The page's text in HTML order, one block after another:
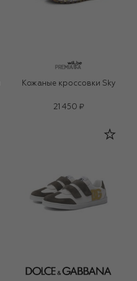
Кожаные кроссовки Sky
21 450 ₽